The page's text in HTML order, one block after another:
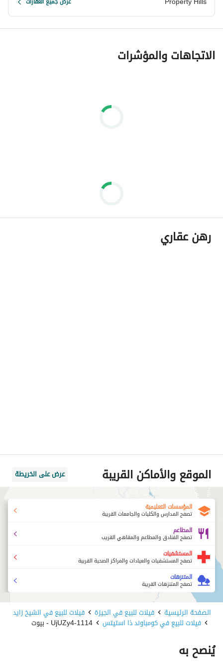
الاتجاهات والمؤشرات
رهن عقاري
الموقع والأماكن القريبة عرض على الخريطة
المؤسسات التعليمية
تصفح المدارس والكليات والجامعات القريبة
المطاعم
تصفح الفنادق والمطاعم والمقاهي القريب
المستشفيات
تصفح المستشفيات والعيادات والمراكز الصحية القريبة
المتنزهات
تصفح المتنزهات القريبة
الصفحة الرئيسية فيلات للبيع في الجيزة فيلات للبيع في الشيخ زايد
فيلات للبيع في كومباوند ذا استيتس 1114-UjUZy4 - بيوت
يُنصح به